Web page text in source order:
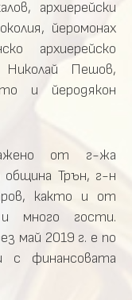
архиерейски
околия, йеромонах
архиерейско
Николай
Пешов,
и
йеродякон
от
г-жа
община Трън, г-н
както и
от
и много
гости.
май 2019 г. е по
с
финансовата